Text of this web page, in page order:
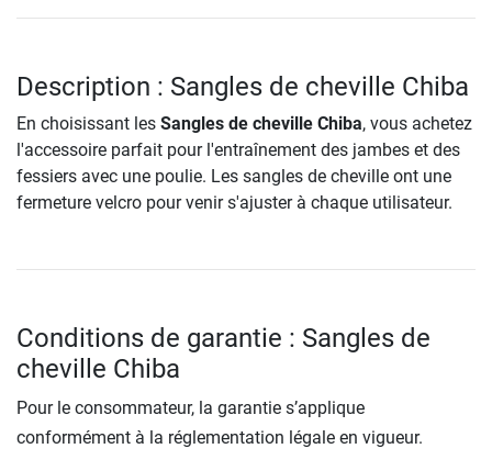
Description : Sangles de cheville Chiba
En choisissant les Sangles de cheville Chiba, vous achetez
l'accessoire parfait pour l'entraînement des jambes et des
fessiers avec une poulie. Les sangles de cheville ont une
fermeture velcro pour venir s'ajuster à chaque utilisateur.
Conditions de garantie : Sangles de
cheville Chiba
Pour le consommateur, la garantie s’applique
conformément à la réglementation légale en vigueur.